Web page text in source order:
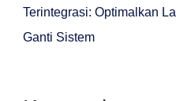
Terintegrasi: Optimalkan
Ganti Sistem